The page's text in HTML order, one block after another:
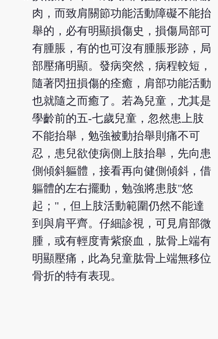
肉，而致肩關節功能活動障礙不能抬
舉的，必有明顯損傷史，損傷局部可
有腫脹，有的也可沒有腫脹形跡，局
部壓痛明顯。發病突然，病程較短，
隨著閃扭損傷的痊癒，肩部功能活動
也就隨之而癒了。若為兒童，尤其是
學齡前的五-七歲兒童，忽然患上肢
不能抬舉，勉強被動抬舉則痛不可
忍，患兒欲使病側上肢抬舉，先向患
側傾斜軀體，接看再向健側傾斜，借
軀體的左右擺動，勉強將患肢"悠
起；"，但上肢活動範圍仍然不能達
到與肩平齊。仔細診視，可見肩部微
腫，或有輕度青紫瘀血，肱骨上端有
明顯壓痛，此為兒童肱骨上端無移位
骨折的特有表現。